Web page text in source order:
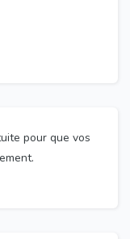
pour que vos